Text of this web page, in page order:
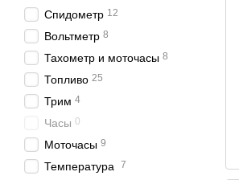
Спидометр 12
Вольтметр 8
Тахометр и моточасы 8
Топливо 25
Трим 4
Часы 0
Моточасы 9
Температура 7